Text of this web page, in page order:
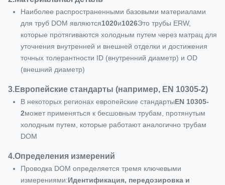
Наиболее распространенными базовыми материалами
для труб DOM являются1020и1026Это трубы ERW,
которые протягиваются холодным путем через матрац для
уточнения внутренней и внешней отделки и достижения
точных толерантности ID (внутренний диаметр) и OD
(внешний диаметр)
3.Европейские стандарты (например, EN 10305-2)
В некоторых регионах европейские стандартыEN 10305‐
2может применяться к бесшовным трубам, протянутым
холодным путем, которые работают аналогично трубам
DOM
4.Определения измерений
Проводка DOM определяется тремя ключевыми
измерениями:Идентификация, передозировка и